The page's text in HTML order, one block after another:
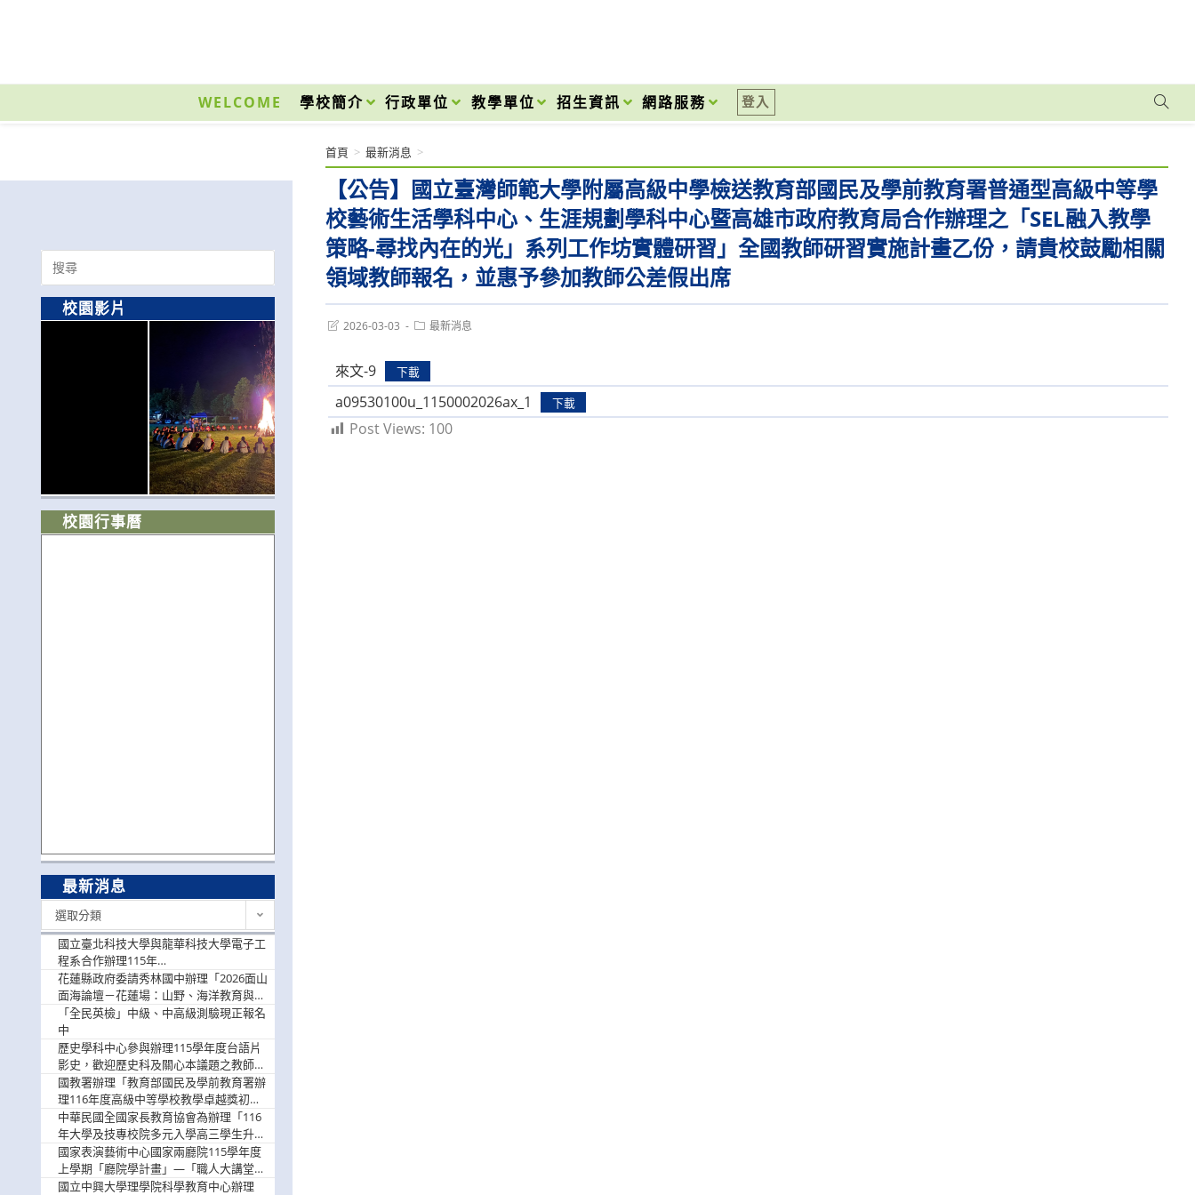
內
WELCOME 學校簡介 行政單位 教學單位 招生資訊 網路服務 登入
【公告】國立臺灣師範大學附屬高級中學檢送教育部國民及學前教育署普通型高級中等學
校藝術生活學科中心、生涯規劃學科中心暨高雄市政府教育局合作辦理之「SEL融入教學
策略-尋找內在的光」系列工作坊實體研習」全國教師研習實施計畫乙份，請貴校鼓勵相關
領域教師報名，並惠予參加教師公差假出席
首頁 > 最新消息 >
Post2026-03-03
Post最新消息
來文-9 下載
a09530100u_1150002026ax_1 下載
Post Views: 100
Search
for:
校園影片
校園行事曆
最新消息
選取分類
國立臺北科技大學與龍華科技大學電子工
程系合作辦理115年
「115.08.10~08.12「AI賦能應用於智慧半
導體研習營」，歡迎學生踴躍報名參加
花蓮縣政府委請秀林國中辦理「2026面山
面海論壇－花蓮場：山野、海洋教育與戶
外安全實務課程」，歡迎踴躍報名參加
「全民英檢」中級、中高級測驗現正報名
中
歷史學科中心參與辦理115學年度台語片
影史，歡迎歷史科及關心本議題之教師踴
躍報名參加
國教署辦理「教育部國民及學前教育署辦
理116年度高級中等學校教學卓越獎初選
實施計畫」，鼓勵教師踴躍報名
中華民國全國家長教育協會為辦理「116
年大學及技專校院多元入學高三學生升學
輔導家長說明會」
國家表演藝術中心國家兩廳院115學年度
上學期「廳院學計畫」—「職人大講堂」
及「一日體驗課程」，鼓勵踴躍報名參
國立中興大學理學院科學教育中心辦理